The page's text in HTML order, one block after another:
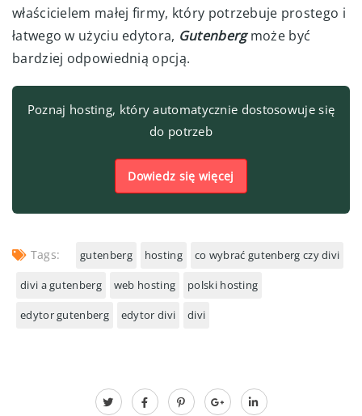
właścicielem małej firmy, który potrzebuje prostego i
łatwego w użyciu edytora, Gutenberg może być
bardziej odpowiednią opcją.
Poznaj hosting, który automatycznie dostosowuje się
do potrzeb
Dowiedz się więcej
Tags: gutenberg hosting co wybrać gutenberg czy divi
divi a gutenberg web hosting polski hosting
edytor gutenberg edytor divi divi